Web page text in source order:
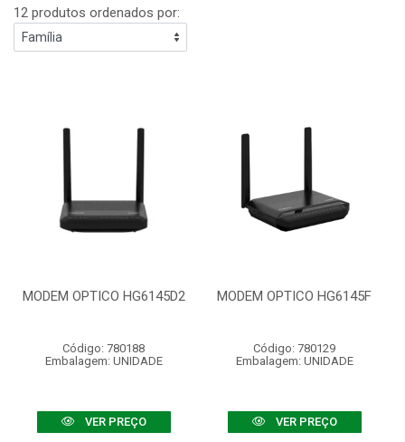
12 produtos ordenados por:
MODEM OPTICO HG6145D2
Código: 780188
Embalagem: UNIDADE
VER PREÇO
MODEM OPTICO HG6145F
Código: 780129
Embalagem: UNIDADE
VER PREÇO